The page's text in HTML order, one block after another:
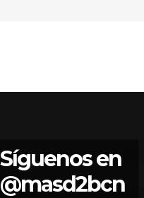
Síguenos en
@masd2bcn